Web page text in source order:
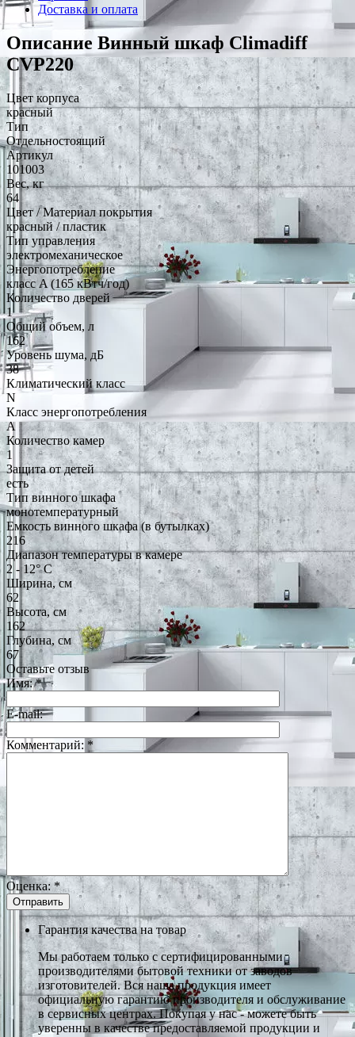
Доставка и оплата
Описание Винный шкаф Climadiff
CVP220
Цвет корпуса
красный
Тип
Отдельностоящий
Артикул
101003
Вес, кг
64
Цвет / Материал покрытия
красный / пластик
Тип управления
электромеханическое
Энергопотребление
класс A (165 кВтч/год)
Количество дверей
1
Общий объем, л
162
Уровень шума, дБ
38
Климатический класс
N
Класс энергопотребления
A
Количество камер
1
Защита от детей
есть
Тип винного шкафа
монотемпературный
Емкость винного шкафа (в бутылках)
216
Диапазон температуры в камере
2 - 12° С
Ширина, см
62
Высота, см
162
Глубина, см
67
Оставьте отзыв
Имя:*
E-mail:
Комментарий: *
Оценка: *
Гарантия качества на товар
Мы работаем только с сертифицированными
производителями бытовой техники от заводов
изготовителей. Вся наша продукция имеет
официальную гарантию производителя и обслуживание
в сервисных центрах. Покупая у нас - можете быть
уверенны в качестве предоставляемой продукции и